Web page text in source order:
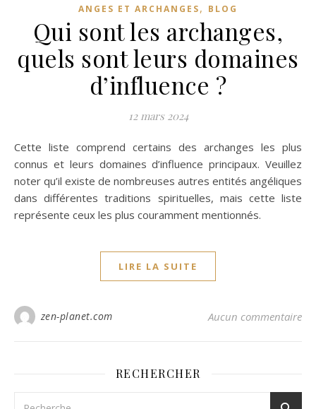
ANGES ET ARCHANGES, BLOG
Qui sont les archanges,
quels sont leurs domaines
d’influence ?
12 mars 2024
Cette liste comprend certains des archanges les plus
connus et leurs domaines d’influence principaux. Veuillez
noter qu’il existe de nombreuses autres entités angéliques
dans différentes traditions spirituelles, mais cette liste
représente ceux les plus couramment mentionnés.
LIRE LA SUITE
zen-planet.com Aucun commentaire
RECHERCHER